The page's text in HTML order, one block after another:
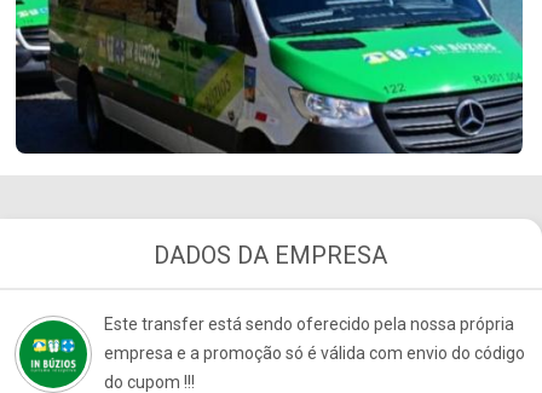
DADOS DA EMPRESA
Este transfer está sendo oferecido pela nossa própria
empresa e a promoção só é válida com envio do código
do cupom !!!